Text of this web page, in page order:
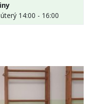
14:00 - 16:00